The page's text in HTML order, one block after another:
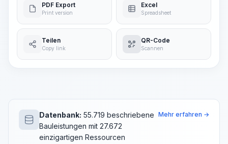
PDF Export
Print version
Excel
Spreadsheet
Teilen
Copy link
QR-Code
Scannen
Datenbank: 55.719 beschriebene
Bauleistungen mit 27.672
einzigartigen Ressourcen
Mehr erfahren →